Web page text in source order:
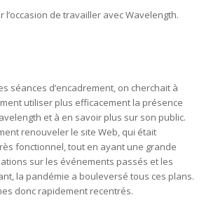
l’occasion de travailler avec Wavelength.
séances d’encadrement, on cherchait à
utiliser plus efficacement la présence
et à en savoir plus sur son public.
renouveler le site Web, qui était
fonctionnel, tout en ayant une grande
sur les événements passés et les
la pandémie a bouleversé tous ces plans.
donc rapidement recentrés.